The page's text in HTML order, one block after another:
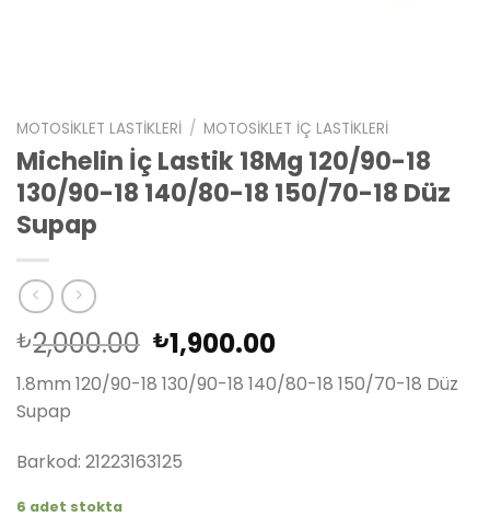
MOTOSIKLET LASTIKLERI / MOTOSIKLET İÇ LASTIKLERI
Michelin İç Lastik 18Mg 120/90-18
130/90-18 140/80-18 150/70-18 Düz
Supap
₺2,000.00 Orijinal
fiyat:
₺2,000.00.
₺1,900.00Şu
andaki
fiyat:
1.8mm 120/90-18 130/90-18 140/80-18 150/70-18 Düz
Supap
Barkod: 21223163125
6 adet stokta